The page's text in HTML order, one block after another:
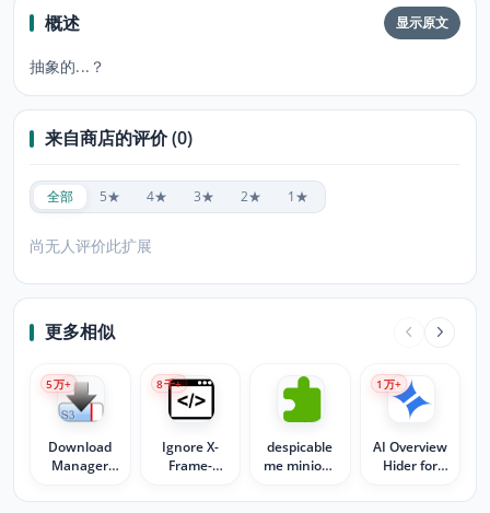
概述 显示原文
抽象的...？
来自商店的评价 (0)
全部 5★ 4★ 3★ 2★ 1★
尚无人评价此扩展
更多相似
Download
Manager
5万+
Ignore X-
Frame-
Header
8千+
despicable
me minions
AI Overview
Hider for
1 万+